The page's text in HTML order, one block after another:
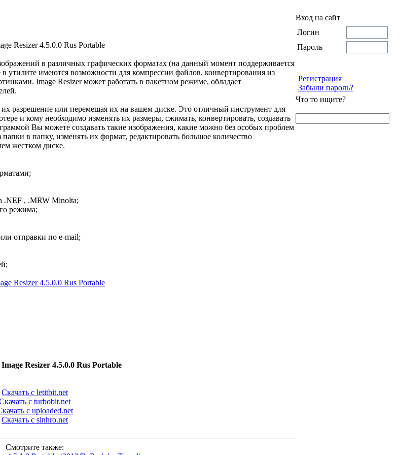
в различных графических форматах (на данный момент поддерживается
утилите имеются возможности для компрессии файлов, конвертирования из
Image Resizer может работать в пакетном режиме, обладает
разрешение или перемещая их на вашем диске. Это отличный инструмент для
и кому необходимо изменять их размеры, сжимать, конвертировать, создавать
Вы можете создавать такие изображения, какие можно без особых проблем
в папку, изменять их формат, редактировать большое количество
жестком диске.
.NEF , .MRW Minolta;
режима;
отправки по e-mail;
Resizer 4.5.0.0 Rus Portable
Скачать с letitbit.net
с turbobit.net
с uploaded.net
Скачать с sinhro.net
Смотрите также:
Вход на сайт
Логин
Пароль
Регистрация
Забыли пароль?
Что то ищите?